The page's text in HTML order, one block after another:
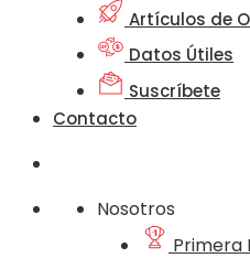
Artículos de
Datos Útiles
Suscríbete
Contacto
Nosotros
Primera